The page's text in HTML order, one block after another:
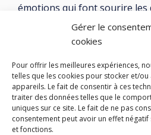
Gérer le
cookies
Pour offrir les meilleures expériences,
telles que les cookies pour stocker et/
appareils. Le fait de consentir à ces
traiter des données telles que le
uniques sur ce site. Le fait de ne pas
consentement peut avoir un effet
et fonctions.
émotions qui font sourire les
• Entrée libre, réservation